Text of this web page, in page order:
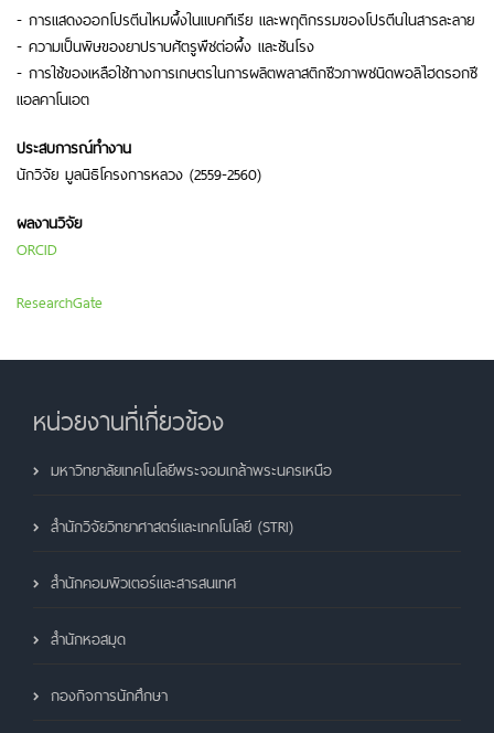
- การแสดงออกโปรตีนไหมผึ้งในแบคทีเรีย และพฤติกรรมของโปรตีนในสารละลาย
- ความเป็นพิษของยาปราบศัตรูพืชต่อผึ้ง และชันโรง
- การใช้ของเหลือใช้ทางการเกษตรในการผลิตพลาสติกชีวภาพชนิดพอลิไฮดรอกซี
แอลคาโนเอต
ประสบการณ์ทำงาน
นักวิจัย มูลนิธิโครงการหลวง (2559-2560)
ผลงานวิจัย
ORCID
ResearchGate
หน่วยงานที่เกี่ยวข้อง
มหาวิทยาลัยเทคโนโลยีพระจอมเกล้าพระนครเหนือ
สำนักวิจัยวิทยาศาสตร์และเทคโนโลยี (STRI)
สำนักคอมพิวเตอร์และสารสนเทศ
สำนักหอสมุด
กองกิจการนักศึกษา